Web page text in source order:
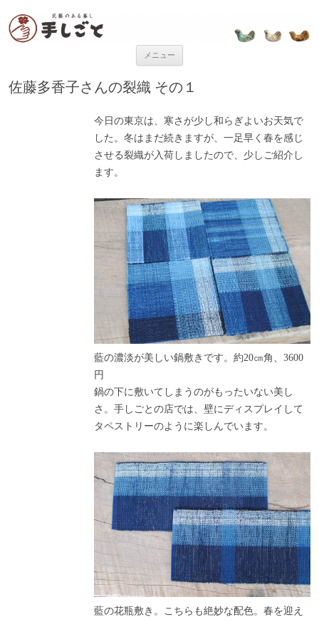
“民芸のある暮し” 手しごと
「手しごと」は陶磁器、木工品、編組品、ガラスなど、日本各地の手仕事
品を取り扱う、”民藝のある暮し”を提案するお店です。
メニュー
佐藤多香子さんの裂織 その１
今日の東京は、寒さが少し和らぎよいお天気で
した。冬はまだ続きますが、一足早く春を感じ
させる裂織が入荷しましたので、少しご紹介し
ます。
藍の濃淡が美しい鍋敷きです。約20㎝角、3600
円
鍋の下に敷いてしまうのがもったいない美し
さ。手しごとの店では、壁にディスプレイして
タペストリーのように楽しんでいます。
藍の花瓶敷き。こちらも絶妙な配色。春を迎え